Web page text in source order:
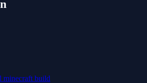
minecraft build